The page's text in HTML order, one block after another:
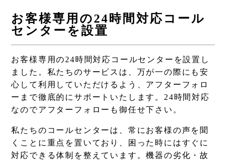
お客様専用の24時間対応コール
センターを設置
お客様専用の24時間対応コールセンターを設置し
ました。私たちのサービスは、万が一の際にも安
心して利用していただけるよう、アフターフォロ
ーまで徹底的にサポートいたします。24時間対応
なのでアフターフォローも御任せ下さい。
私たちのコールセンターは、常にお客様の声を聞
くことに重点を置いており、困った時にはすぐに
対応できる体制を整えています。機器の劣化・故